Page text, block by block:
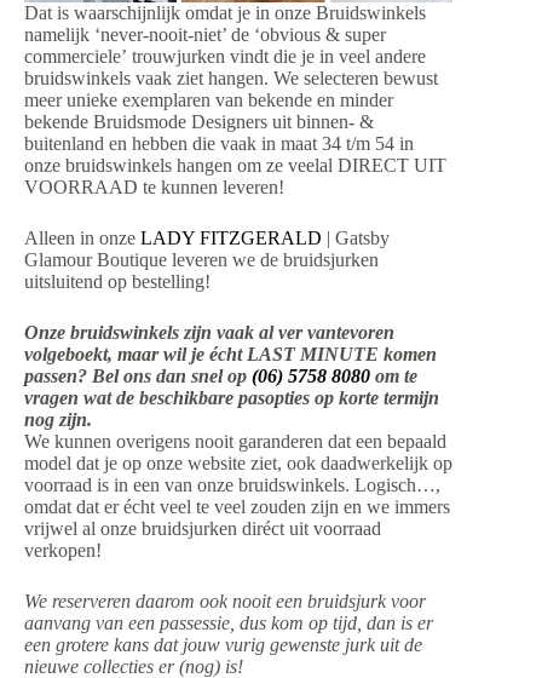
Dat is waarschijnlijk omdat je in onze Bruidswinkels
namelijk ‘never-nooit-niet’ de ‘obvious & super
commerciele’ trouwjurken vindt die je in veel andere
bruidswinkels vaak ziet hangen. We selecteren bewust
meer unieke exemplaren van bekende en minder
bekende Bruidsmode Designers uit binnen- &
buitenland en hebben die vaak in maat 34 t/m 54 in
onze bruidswinkels hangen om ze veelal DIRECT UIT
VOORRAAD te kunnen leveren!
Alleen in onze LADY FITZGERALD | Gatsby
Glamour Boutique leveren we de bruidsjurken
uitsluitend op bestelling!
Onze bruidswinkels zijn vaak al ver vantevoren
volgeboekt, maar wil je écht LAST MINUTE komen
passen? Bel ons dan snel op (06) 5758 8080 om te
vragen wat de beschikbare pasopties op korte termijn
nog zijn.
We kunnen overigens nooit garanderen dat een bepaald
model dat je op onze website ziet, ook daadwerkelijk op
voorraad is in een van onze bruidswinkels. Logisch…,
omdat dat er écht veel te veel zouden zijn en we immers
vrijwel al onze bruidsjurken diréct uit voorraad
verkopen!
We reserveren daarom ook nooit een bruidsjurk voor
aanvang van een passessie, dus kom op tijd, dan is er
een grotere kans dat jouw vurig gewenste jurk uit de
nieuwe collecties er (nog) is!